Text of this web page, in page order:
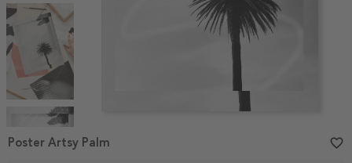
Item
1
Poster Artsy Palm favorite_border